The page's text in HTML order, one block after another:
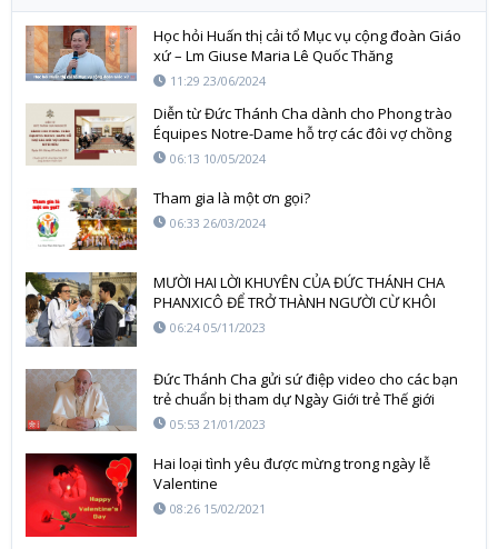
Học hỏi Huấn thị cải tổ Mục vụ cộng đoàn Giáo
xứ – Lm Giuse Maria Lê Quốc Thăng
11:29 23/06/2024
Diễn từ Đức Thánh Cha dành cho Phong trào
Équipes Notre-Dame hỗ trợ các đôi vợ chồng
Kitô hữu
06:13 10/05/2024
Tham gia là một ơn gọi?
06:33 26/03/2024
MƯỜI HAI LỜI KHUYÊN CỦA ĐỨC THÁNH CHA
PHANXICÔ ĐỂ TRỞ THÀNH NGƯỜI CỪ KHÔI
TRONG VIỆC LOAN BÁO TIN MỪNG
06:24 05/11/2023
Đức Thánh Cha gửi sứ điệp video cho các bạn
trẻ chuẩn bị tham dự Ngày Giới trẻ Thế giới
05:53 21/01/2023
Hai loại tình yêu được mừng trong ngày lễ
Valentine
08:26 15/02/2021